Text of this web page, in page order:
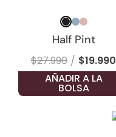
Half Pint
$27.990 $19.990
AÑADIR A LA
BOLSA